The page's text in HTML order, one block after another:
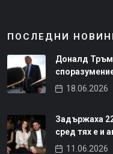
ПОСЛЕДНИ
Доналд
18.06.2026
Задържаха
сред тях е и
11.06.2026